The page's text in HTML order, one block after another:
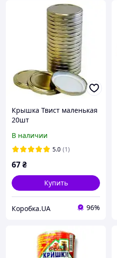
Крышка Твист маленькая
20шт
В наличии
5.0 (1)
67₴
Купить
Коробка.UA 96%